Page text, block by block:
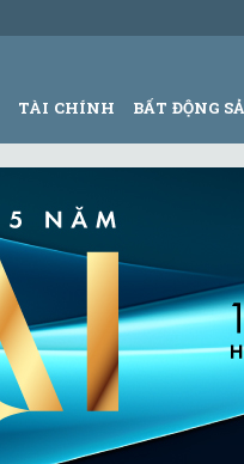
TÀI CHÍNH BẤT ĐỘNG